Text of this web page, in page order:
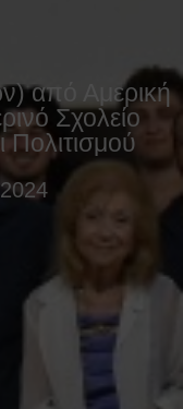
από Αμερική
Σχολείο